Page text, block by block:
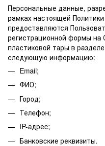
Персональные данные,
рамках настоящей
предоставляются
регистрационной формы на
пластиковой тары в
следующую информацию:
Email;
ФИО;
Город;
Телефон;
IP-адрес;
Банковские реквизиты.